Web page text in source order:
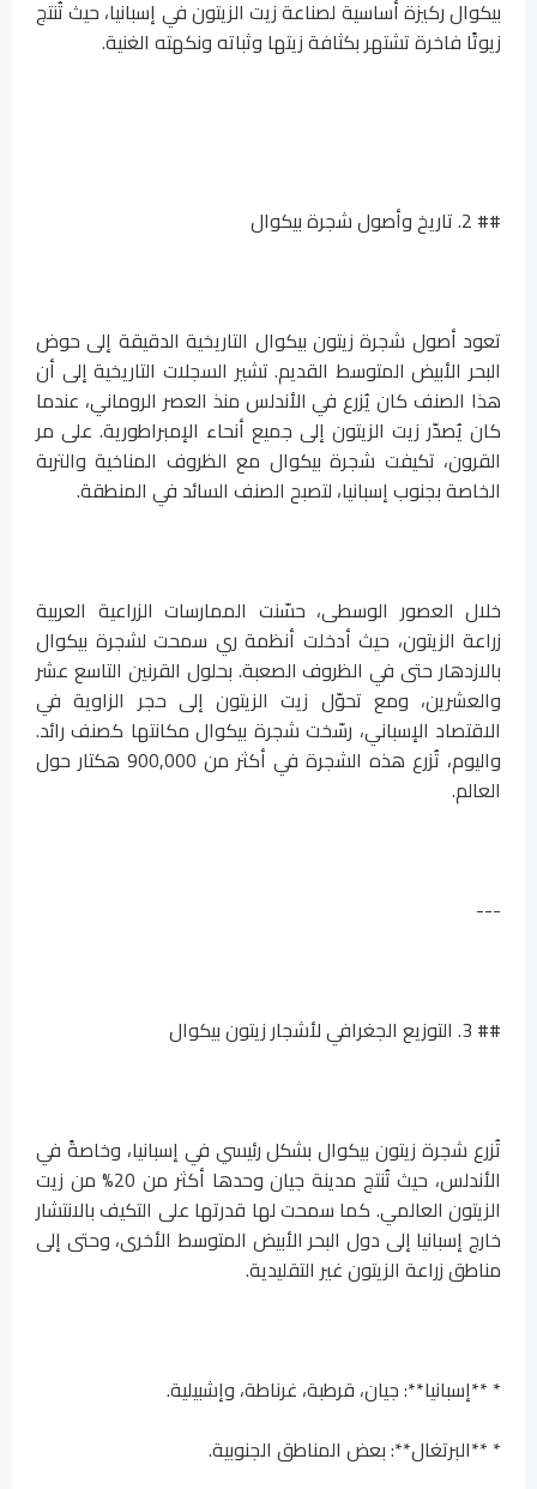
بيكوال ركيزة أساسية لصناعة زيت الزيتون في إسبانيا، حيث تُنتج
زيوتًا فاخرة تشتهر بكثافة زيتها وثباته ونكهته الغنية.
## 2. تاريخ وأصول شجرة بيكوال
تعود أصول شجرة زيتون بيكوال التاريخية الدقيقة إلى حوض
البحر الأبيض المتوسط ​​القديم. تشير السجلات التاريخية إلى أن
هذا الصنف كان يُزرع في الأندلس منذ العصر الروماني، عندما
كان يُصدّر زيت الزيتون إلى جميع أنحاء الإمبراطورية. على مر
القرون، تكيفت شجرة بيكوال مع الظروف المناخية والتربة
الخاصة بجنوب إسبانيا، لتصبح الصنف السائد في المنطقة.
خلال العصور الوسطى، حسّنت الممارسات الزراعية العربية
زراعة الزيتون، حيث أدخلت أنظمة ري سمحت لشجرة بيكوال
بالازدهار حتى في الظروف الصعبة. بحلول القرنين التاسع عشر
والعشرين، ومع تحوّل زيت الزيتون إلى حجر الزاوية في
الاقتصاد الإسباني، رسّخت شجرة بيكوال مكانتها كصنف رائد.
واليوم، تُزرع هذه الشجرة في أكثر من 900,000 هكتار حول
العالم.
---
## 3. التوزيع الجغرافي لأشجار زيتون بيكوال
تُزرع شجرة زيتون بيكوال بشكل رئيسي في إسبانيا، وخاصةً في
الأندلس، حيث تُنتج مدينة جيان وحدها أكثر من 20% من زيت
الزيتون العالمي. كما سمحت لها قدرتها على التكيف بالانتشار
خارج إسبانيا إلى دول البحر الأبيض المتوسط ​​الأخرى، وحتى إلى
مناطق زراعة الزيتون غير التقليدية.
* **إسبانيا**: جيان، قرطبة، غرناطة، وإشبيلية.
* **البرتغال**: بعض المناطق الجنوبية.